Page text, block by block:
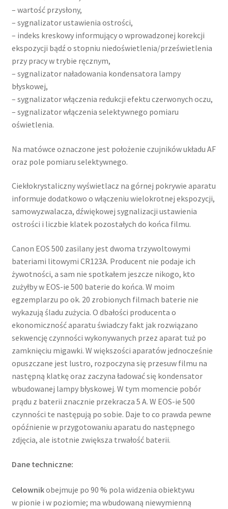
– wartość przysłony,
– sygnalizator ustawienia ostrości,
– indeks kreskowy informujący o wprowadzonej korekcji
ekspozycji bądź o stopniu niedoświetlenia/prześwietlenia
przy pracy w trybie ręcznym,
– sygnalizator naładowania kondensatora lampy
błyskowej,
– sygnalizator włączenia redukcji efektu czerwonych oczu,
– sygnalizator włączenia selektywnego pomiaru
oświetlenia.
Na matówce oznaczone jest położenie czujników układu AF
oraz pole pomiaru selektywnego.
Ciekłokrystaliczny wyświetlacz na górnej pokrywie aparatu
informuje dodatkowo o włączeniu wielokrotnej ekspozycji,
samowyzwalacza, dźwiękowej sygnalizacji ustawienia
ostrości i liczbie klatek pozostałych do końca filmu.
Canon EOS 500 zasilany jest dwoma trzywoltowymi
bateriami litowymi CR123A. Producent nie podaje ich
żywotności, a sam nie spotkałem jeszcze nikogo, kto
zużyłby w EOS-ie 500 baterie do końca. W moim
egzemplarzu po ok. 20 zrobionych filmach baterie nie
wykazują śladu zużycia. O dbałości producenta o
ekonomiczność aparatu świadczy fakt jak rozwiązano
sekwencję czynności wykonywanych przez aparat tuż po
zamknięciu migawki. W większości aparatów jednocześnie
opuszczane jest lustro, rozpoczyna się przesuw filmu na
następną klatkę oraz zaczyna ładować się kondensator
wbudowanej lampy błyskowej. W tym momencie pobór
prądu z baterii znacznie przekracza 5 A. W EOS-ie 500
czynności te następują po sobie. Daje to co prawda pewne
opóźnienie w przygotowaniu aparatu do następnego
zdjęcia, ale istotnie zwiększa trwałość baterii.
Dane techniczne:
Celownikobejmuje po 90 % pola widzenia obiektywu
w pionie i w poziomie; ma wbudowaną niewymienną